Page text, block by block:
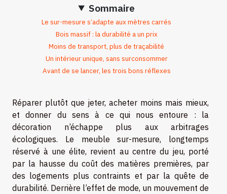
Sommaire
Le sur-mesure s’adapte aux mètres carrés
Bois massif : la durabilité a un prix
Moins de transport, plus de traçabilité
Un intérieur unique, sans surconsommer
Avant de se lancer, les trois bons réflexes
Réparer plutôt que jeter, acheter moins mais mieux,
et donner du sens à ce qui nous entoure : la
décoration n’échappe plus aux arbitrages
écologiques. Le meuble sur-mesure, longtemps
réservé à une élite, revient au centre du jeu, porté
par la hausse du coût des matières premières, par
des logements plus contraints et par la quête de
durabilité. Derrière l’effet de mode, un mouvement de